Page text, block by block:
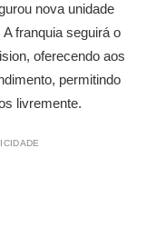
nova unidade
franquia seguirá o
oferecendo aos
permitindo
livremente.